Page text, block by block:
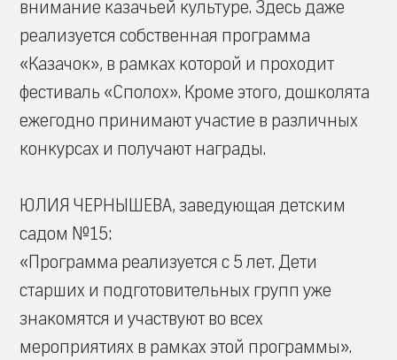
внимание казачьей культуре. Здесь даже
реализуется собственная программа
«Казачок», в рамках которой и проходит
фестиваль «Сполох». Кроме этого, дошколята
ежегодно принимают участие в различных
конкурсах и получают награды.
ЮЛИЯ ЧЕРНЫШЕВА, заведующая детским
садом №15:
«Программа реализуется с 5 лет. Дети
старших и подготовительных групп уже
знакомятся и участвуют во всех
мероприятиях в рамках этой программы».